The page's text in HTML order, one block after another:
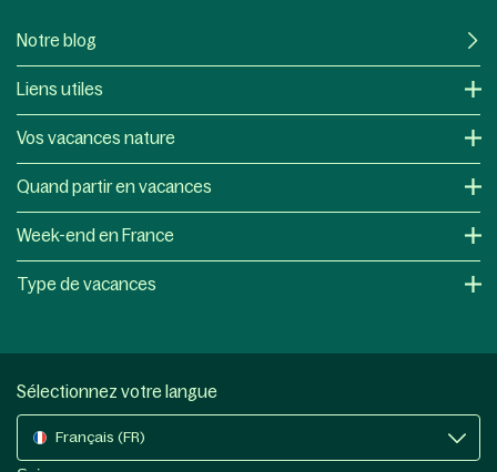
Notre blog
Liens utiles
Vos vacances nature
Quand partir en vacances
Week-end en France
Type de vacances
Sélectionnez votre langue
Français (FR)